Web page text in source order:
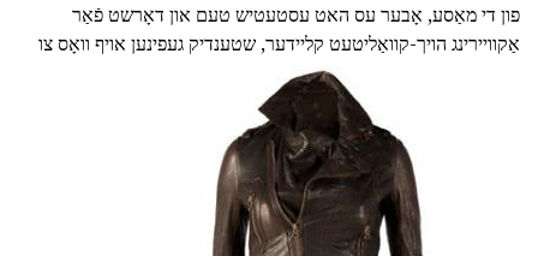
פון די מאַסע, אָבער עס האט עסטעטיש טעם און דאָרשט פֿאַר
אַקוויירינג הויך-קוואַליטעט קליידער, שטענדיק געפינען אויף וואָס צו